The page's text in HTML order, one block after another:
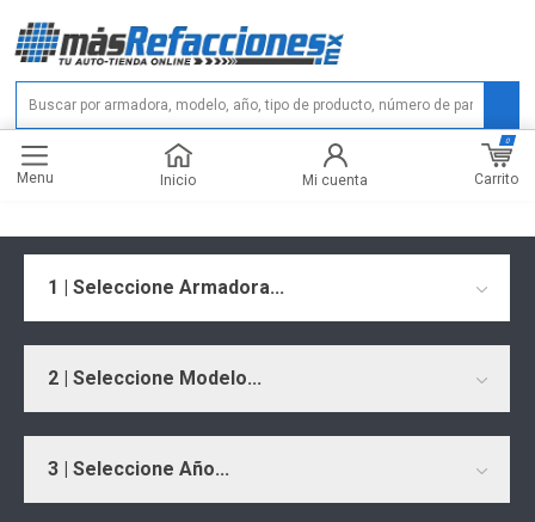
Menu Inicio Mi cuenta Carrito
0
1 | Seleccione Armadora...
2 | Seleccione Modelo...
3 | Seleccione Año...